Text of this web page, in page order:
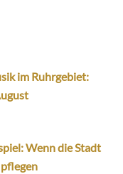
im Ruhrgebiet:
Wenn die Stadt